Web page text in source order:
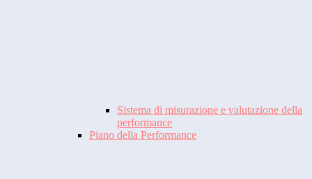
Sistema di misurazione e valutazione della
performance
Piano della Performance